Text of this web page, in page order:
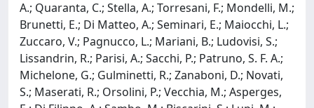
A.; Quaranta, C.; Stella, A.; Torresani, F.; Mondelli, M.;
Brunetti, E.; Di Matteo, A.; Seminari, E.; Maiocchi, L.;
Zuccaro, V.; Pagnucco, L.; Mariani, B.; Ludovisi, S.;
Lissandrin, R.; Parisi, A.; Sacchi, P.; Patruno, S. F. A.;
Michelone, G.; Gulminetti, R.; Zanaboni, D.; Novati,
S.; Maserati, R.; Orsolini, P.; Vecchia, M.; Asperges,